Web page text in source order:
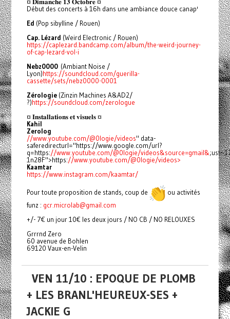
Début des concerts à 16h dans une ambiance douce canap'
Ed (Pop sibylline / Rouen)
Cap. Lézard (Weird Electronic / Rouen)
https://caplezard.bandcamp.com/album/the-weird-journey-
of-cap-lezard-vol-i
Nebz0000 (Ambiant Noise /
Lyon)https://soundcloud.com/guerilla-
cassette/sets/nebz0000-0001
Zérologie (Zinzin Machines A&AD2/
?)https://soundcloud.com/zerologue
¤ 𝐈𝐧𝐬𝐭𝐚𝐥𝐥𝐚𝐭𝐢𝐨𝐧𝐬 𝐞𝐭 𝐯𝐢𝐬𝐮𝐞𝐥𝐬 ¤
Kahil
Zerolog
//www.youtube.com/@0logie/videos" data-
saferedirecturl="https://www.google.com/url?
q=https://www.youtube.com/@0logie/videos&source=gmail&
1n28F">https://www.youtube.com/@0logie/videos>
Kaamtar
https://www.instagram.com/kaamtar/
Pour toute proposition de stands, coup de
ou activités
funz : gcr.microlab@gmail.com
+/- 7€ un jour 10€ les deux jours / NO CB / NO RELOUXES
Grrrnd Zero
60 avenue de Bohlen
69120 Vaux-en-Velin
VEN 11/10 : EPOQUE DE PLOMB
+ LES BRANL'HEUREUX-SES +
JACKIE G